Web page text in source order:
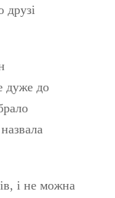
друзі
дуже до
і не можна